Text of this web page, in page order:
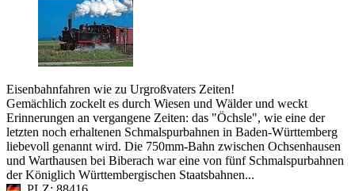
Eisenbahnfahren wie zu Urgroßvaters Zeiten!
Gemächlich zockelt es durch Wiesen und Wälder und weckt
Erinnerungen an vergangene Zeiten: das "Öchsle", wie eine der
letzten noch erhaltenen Schmalspurbahnen in Baden-Württemberg
liebevoll genannt wird. Die 750mm-Bahn zwischen Ochsenhausen
und Warthausen bei Biberach war eine von fünf Schmalspurbahnen
der Königlich Württembergischen Staatsbahnen...